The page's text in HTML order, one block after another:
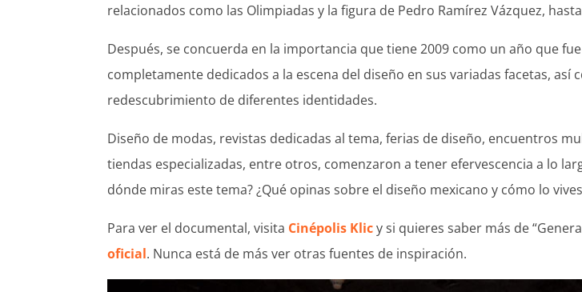
relacionados como las Olimpiadas y la figura de Pedro Ramírez Vázquez,
Después, se concuerda en la importancia que tiene 2009 como un año que
completamente dedicados a la escena del diseño en sus variadas facetas,
redescubrimiento de diferentes identidades.
Diseño de modas, revistas dedicadas al tema, ferias de diseño, encuentros
tiendas especializadas, entre otros, comenzaron a tener efervescencia a lo
dónde miras este tema? ¿Qué opinas sobre el diseño mexicano y cómo lo
Para ver el documental, visita Cinépolis Klic y si quieres saber más de
oficial. Nunca está de más ver otras fuentes de inspiración.